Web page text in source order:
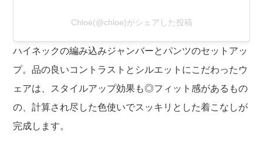
Chloé(@chloe)がシェアした投稿
ハイネックの編み込みジャンバーとパンツのセットアッ
プ。品の良いコントラストとシルエットにこだわったウ
ェアは、スタイルアップ効果も◎フィット感があるもの
の、計算され尽した色使いでスッキリとした着こなしが
完成します。